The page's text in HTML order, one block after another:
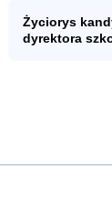
Życiorys
dyrektora